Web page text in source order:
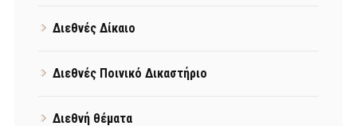
Διεθνές Δίκαιο
Διεθνές Ποινικό Δικαστήριο
Διεθνή θέματα